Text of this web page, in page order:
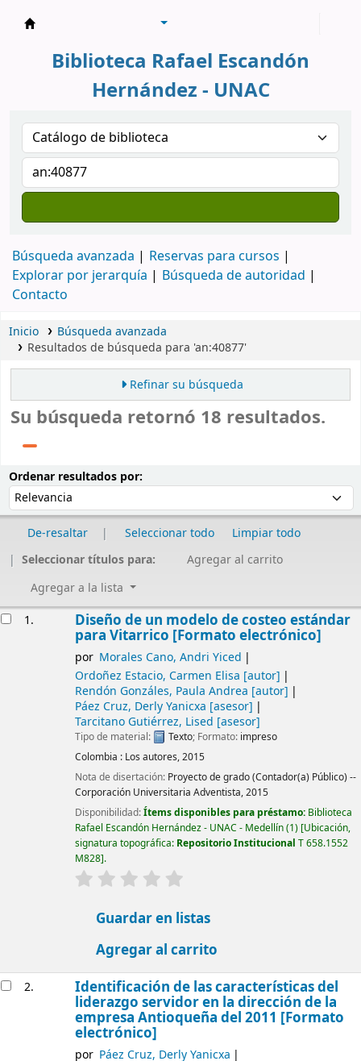
Biblioteca Rafael Escandón
Hernández - UNAC
Búsqueda avanzada
Reservas para cursos
Explorar por jerarquía
Búsqueda de autoridad
Contacto
Inicio
Búsqueda avanzada
Resultados de búsqueda para 'an:40877'
Refinar su búsqueda
Su búsqueda retornó 18 resultados.
Ordenar resultados por:
De-resaltar Seleccionar todo
Limpiar todo
Seleccionar títulos para:
Agregar al carrito
Agregar a la lista
1. Diseño de un modelo de costeo estándar
para Vitarrico [Formato electrónico]
por Morales Cano, Andri Yiced
Ordoñez Estacio, Carmen Elisa [autor]
Rendón Gonzáles, Paula Andrea [autor]
Páez Cruz, Derly Yanicxa [asesor]
Tarcitano Gutiérrez, Lised [asesor]
Tipo de material: Texto; Formato: impreso
Colombia : Los autores,2015
Nota de disertación: Proyecto de grado (Contador(a) Público) --
Corporación Universitaria Adventista, 2015
Disponibilidad:Ítems disponibles para préstamo: Biblioteca
Rafael Escandón Hernández - UNAC - Medellín(1) Ubicación,
signatura topográfica: Repositorio Institucional T 658.1552
M828 .
valoración
Guardar en listas
Agregar al carrito
2. Identificación de las características del
liderazgo servidor en la dirección de la
empresa Antioqueña del 2011 [Formato
electrónico]
por Páez Cruz, Derly Yanicxa